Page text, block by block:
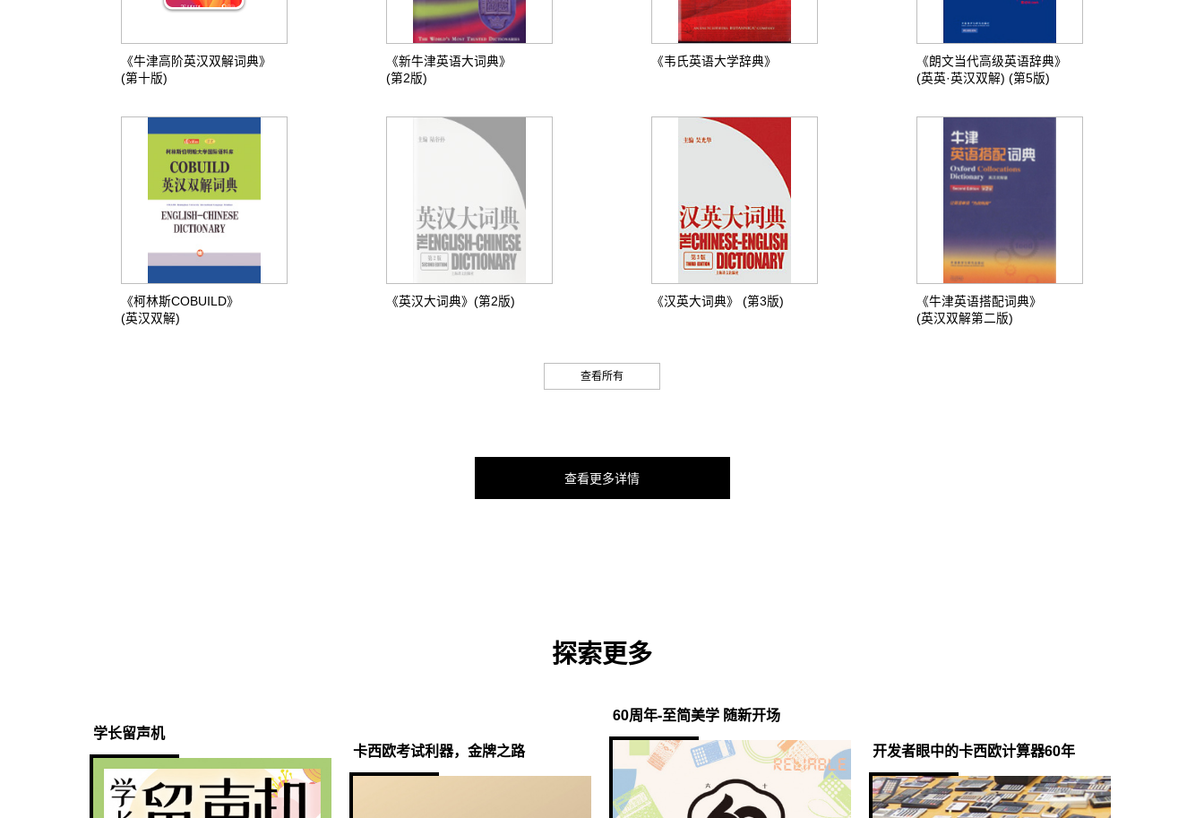
《牛津高阶英汉双解词典》
(第十版)
《新牛津英语大词典》
(第2版)
《韦氏英语大学辞典》
《朗文当代高级英语辞典》
(英英·英汉双解) (第5版)
《柯林斯COBUILD》
(英汉双解)
《英汉大词典》(第2版) 《汉英大词典》 (第3版)
《牛津英语搭配词典》
(英汉双解第二版)
查看所有
查看更多详情
探索更多
学长留声机
卡西欧考试利器，金牌之路
60周年-至简美学 随新开场
开发者眼中的卡西欧计算器60年